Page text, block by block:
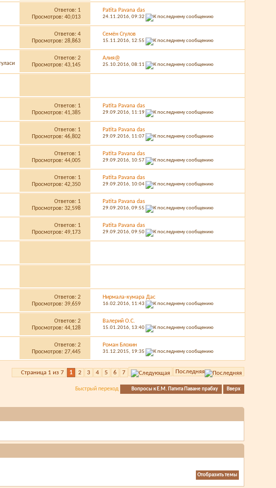
Ответов: 1
Просмотров: 40,013
Patita Pavana das
24.11.2016, 09:32
Ответов:4
Просмотров: 28,863
Семён Сгулов
15.11.2016, 12:55
Ответов:2
Просмотров: 43,145
Алия@
25.10.2016, 08:11
Ответов: 1
Просмотров: 41,385
Patita Pavana das
29.09.2016, 11:19
Ответов: 1
Просмотров: 46,802
Patita Pavana das
29.09.2016, 11:07
Ответов: 1
Просмотров: 44,005
Patita Pavana das
29.09.2016, 10:57
Ответов: 1
Просмотров: 42,350
Patita Pavana das
29.09.2016, 10:04
Ответов: 1
Просмотров: 32,598
Patita Pavana das
29.09.2016, 09:55
Ответов: 1
Просмотров: 49,173
Patita Pavana das
29.09.2016, 09:50
Ответов:2
Просмотров: 39,659
Нирмала-кумара Дас
16.02.2016, 11:43
Ответов:2
Просмотров: 44,128
Валерий О.С.
15.01.2016, 13:40
Ответов:2
Просмотров: 27,445
Роман Блохин
31.12.2015, 19:35
Страница 1 из 7 1 2 3 4 5 6 7 Последняя
Быстрый переход Вопросы к Е.М. Патита Паване прабху Вверх